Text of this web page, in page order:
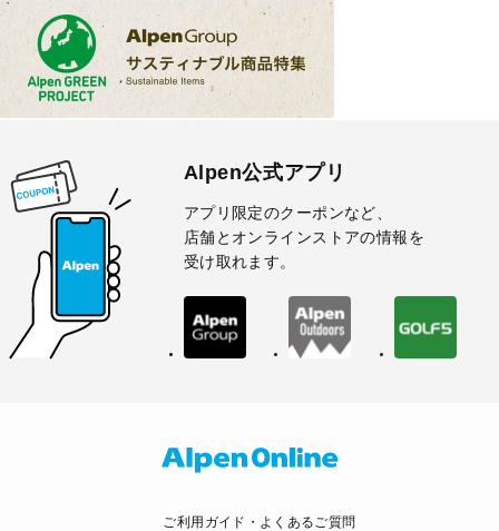
Alpen公式アプリ
アプリ限定のクーポンなど、
店舗とオンラインストアの情報を
受け取れます。
ご利用ガイド・よくあるご質問